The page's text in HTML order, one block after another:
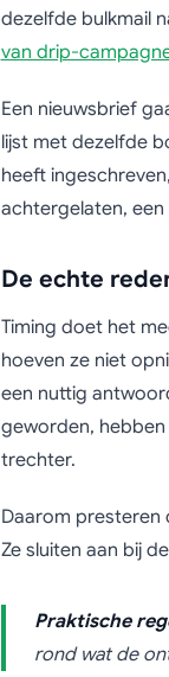
dezelfde bulkmail
van drip-
Een nieuwsbrief
lijst met dezelfde
heeft
achtergelaten,
De echte
Timing doet het
hoeven ze niet
een nuttig
geworden,
trechter.
Daarom
Ze sluiten aan bij
Praktische
rond wat de